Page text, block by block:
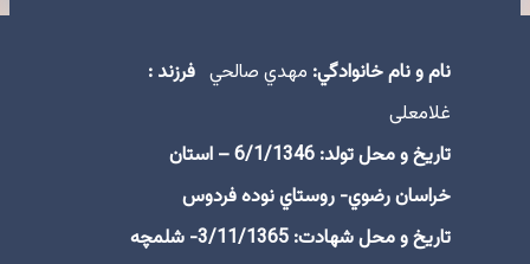
نام و نام خانوادگي: مهدي صالحي فرزند :
غلامعلی
تاريخ و محل تولد: 6/1/1346
– استان
خراسان رضوي- روستاي نوده فردوس
تاريخ و محل شهادت: 3/11/1365- شلمچه